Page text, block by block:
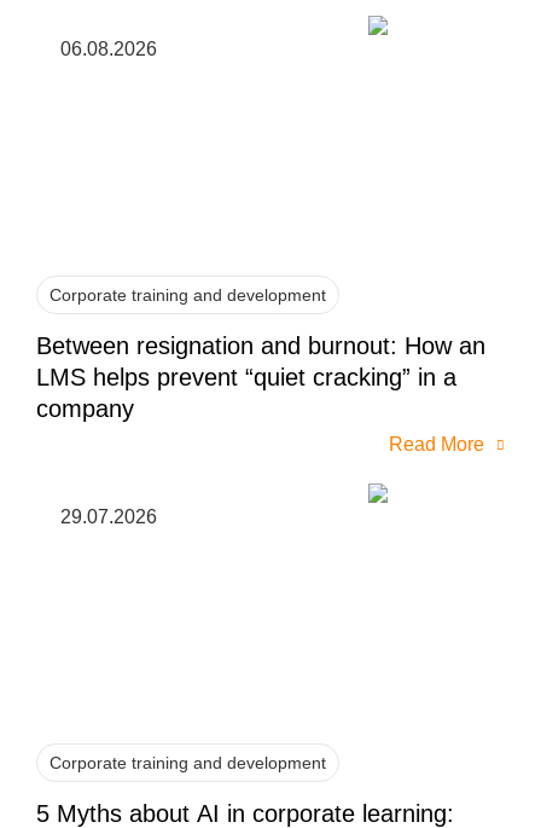
06.08.2026
Corporate training and development
Between resignation and burnout: How an
LMS helps prevent “quiet cracking” in a
company
Read More
29.07.2026
Corporate training and development
5 Myths about AI in corporate learning: